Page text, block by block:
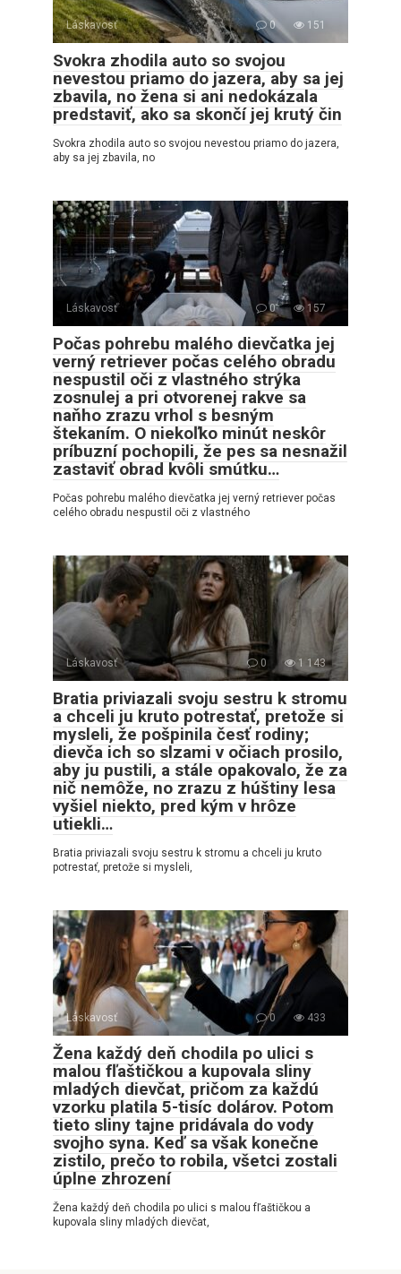
Láskavosť 0 151
Svokra zhodila auto so svojou
nevestou priamo do jazera, aby sa jej
zbavila, no žena si ani nedokázala
predstaviť, ako sa skončí jej krutý čin
Svokra zhodila auto so svojou nevestou priamo do jazera,
aby sa jej zbavila, no
Láskavosť 0 157
Počas pohrebu malého dievčatka jej
verný retriever počas celého obradu
nespustil oči z vlastného strýka
zosnulej a pri otvorenej rakve sa
naňho zrazu vrhol s besným
štekaním. O niekoľko minút neskôr
príbuzní pochopili, že pes sa nesnažil
zastaviť obrad kvôli smútku…
Počas pohrebu malého dievčatka jej verný retriever počas
celého obradu nespustil oči z vlastného
Láskavosť 0 1 143
Bratia priviazali svoju sestru k stromu
a chceli ju kruto potrestať, pretože si
mysleli, že pošpinila česť rodiny;
dievča ich so slzami v očiach prosilo,
aby ju pustili, a stále opakovalo, že za
nič nemôže, no zrazu z húštiny lesa
vyšiel niekto, pred kým v hrôze
utiekli…
Bratia priviazali svoju sestru k stromu a chceli ju kruto
potrestať, pretože si mysleli,
Láskavosť 0 433
Žena každý deň chodila po ulici s
malou fľaštičkou a kupovala sliny
mladých dievčat, pričom za každú
vzorku platila 5-tisíc dolárov. Potom
tieto sliny tajne pridávala do vody
svojho syna. Keď sa však konečne
zistilo, prečo to robila, všetci zostali
úplne zhrození
Žena každý deň chodila po ulici s malou fľaštičkou a
kupovala sliny mladých dievčat,